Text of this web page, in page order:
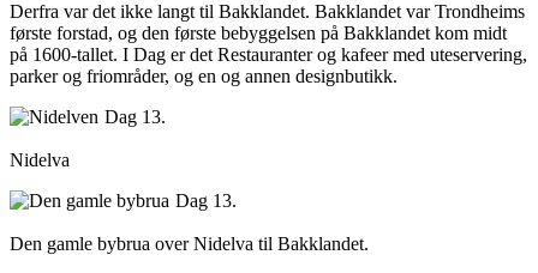
Derfra var det ikke langt til Bakklandet. Bakklandet var Trondheims
første forstad, og den første bebyggelsen på Bakklandet kom midt
på 1600-tallet. I Dag er det Restauranter og kafeer med uteservering,
parker og friområder, og en og annen designbutikk.
Dag 13.
Nidelva
Dag 13.
Den gamle bybrua over Nidelva til Bakklandet.